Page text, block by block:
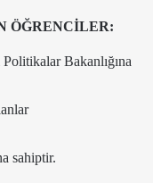
ÖĞRENCİLER:
Bakanlığına
sahiptir.